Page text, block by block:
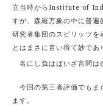
立当時からInstitute of
すが、森羅万象の中に普遍
研究者集団のスピリッツ
とはまさに言い得て妙であ
名にし負はばいざ言問は
今回の第三者評価でもま
ます。